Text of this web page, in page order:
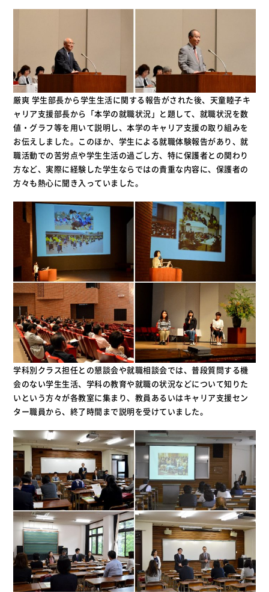
厳爽 学生部長から学生生活に関する報告がされた後、天童睦子キ
ャリア支援部長から「本学の就職状況」と題して、就職状況を数
値・グラフ等を用いて説明し、本学のキャリア支援の取り組みを
お伝えしました。このほか、学生による就職体験報告があり、就
職活動での苦労点や学生生活の過ごし方、特に保護者との関わり
方など、実際に経験した学生ならではの貴重な内容に、保護者の
方々も熱心に聞き入っていました。
学科別クラス担任との懇談会や就職相談会では、普段質問する機
会のない学生生活、学科の教育や就職の状況などについて知りた
いという方々が各教室に集まり、教員あるいはキャリア支援セン
ター職員から、終了時間まで説明を受けていました。